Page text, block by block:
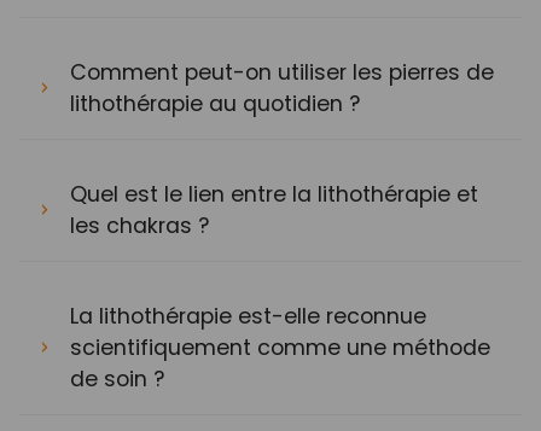
Comment peut-on utiliser les pierres de
lithothérapie au quotidien ?
Quel est le lien entre la lithothérapie et
les chakras ?
La lithothérapie est-elle reconnue
scientifiquement comme une méthode
de soin ?